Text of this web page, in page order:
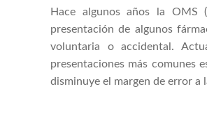
Hace algunos años la OMS
presentación de algunos
voluntaria o accidental.
presentaciones más comunes
disminuye el margen de error a